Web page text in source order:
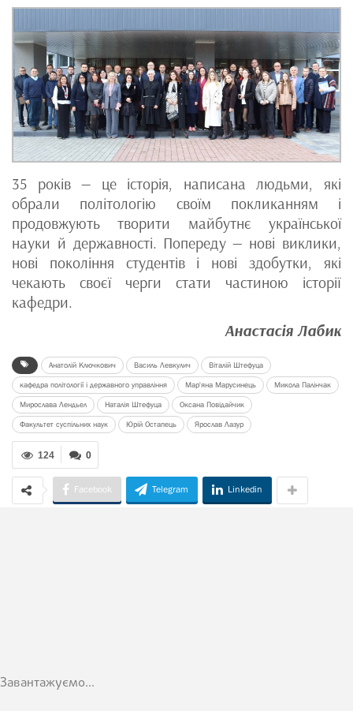
35 років — це історія, написана людьми, які
обрали політологію своїм покликанням і
продовжують творити майбутнє української
науки й державності. Попереду — нові виклики,
нові покоління студентів і нові здобутки, які
чекають своєї черги стати частиною історії
кафедри.
Анастасія Лабик
Анатолій Ключкович Василь Левкулич Віталій Штефуца
кафедра політології і державного управління Мар'яна Марусинець Микола Палінчак
Мирослава Лендьел Наталія Штефуца Оксана Повідайчик
Факультет суспільних наук Юрій Остапець Ярослав Лазур
0
124
Facebook Telegram Linkedin
Завантажуємо...